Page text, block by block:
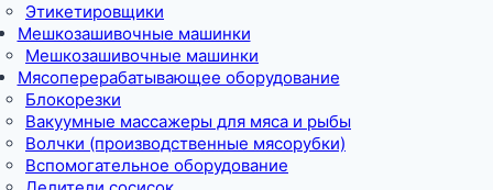
Этикетировщики
Мешкозашивочные машинки
Мешкозашивочные машинки
Мясоперерабатывающее оборудование
Блокорезки
Вакуумные массажеры для мяса и рыбы
Волчки (производственные мясорубки)
Вспомогательное оборудование